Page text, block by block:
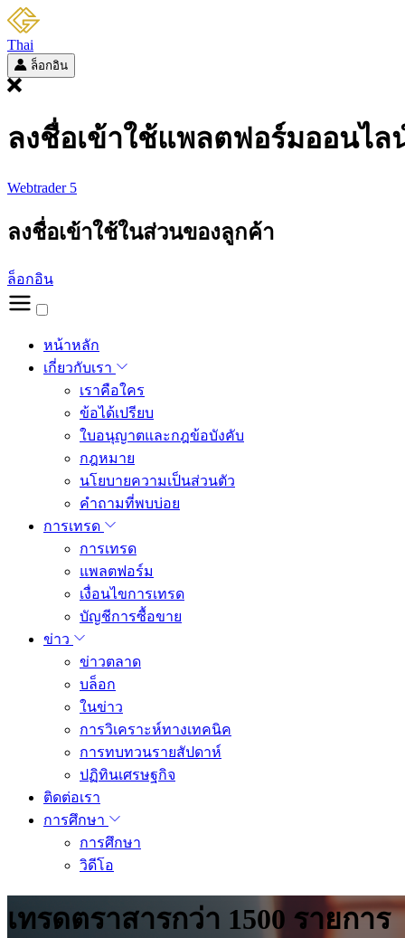
Thai
ล็อกอิน
ลงชื่อเข้าใช้แพลตฟอร์มออนไล
Webtrader 5
ลงชื่อเข้าใช้ในส่วนของลูกค้า
ล็อกอิน
หน้าหลัก
เกี่ยวกับเรา
เราคือใคร
ข้อได้เปรียบ
ใบอนุญาตและกฎข้อบังคับ
กฎหมาย
นโยบายความเป็นส่วนตัว
คำถามที่พบบ่อย
การเทรด
การเทรด
แพลตฟอร์ม
เงื่อนไขการเทรด
บัญชีการซื้อขาย
ข่าว
ข่าวตลาด
บล็อก
ในข่าว
การวิเคราะห์ทางเทคนิค
การทบทวนรายสัปดาห์
ปฏิทินเศรษฐกิจ
ติดต่อเรา
การศึกษา
การศึกษา
วิดีโอ
เทรดตราสารกว่า 1500 รายการ